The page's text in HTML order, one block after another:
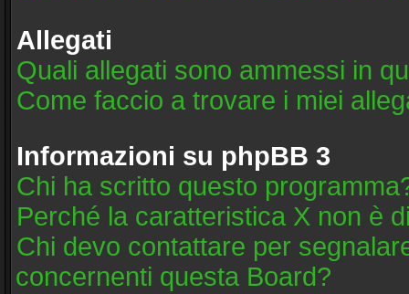
Allegati
Quali allegati sono ammessi in
Come faccio a trovare i miei
Informazioni su phpBB 3
Chi ha scritto questo
Perché la caratteristica X non è
Chi devo contattare per
concernenti questa Board?